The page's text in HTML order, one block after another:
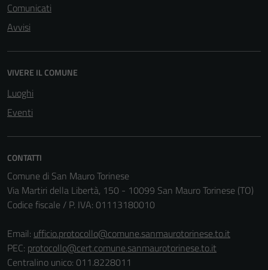
Comunicati
Avvisi
VIVERE IL COMUNE
Luoghi
Eventi
CONTATTI
Comune di San Mauro Torinese
Via Martiri della Libertà, 150 - 10099 San Mauro Torinese (TO)
Codice fiscale / P. IVA: 01113180010
Email: ufficio.protocollo@comune.sanmaurotorinese.to.it
PEC: protocollo@cert.comune.sanmaurotorinese.to.it
Centralino unico: 011.8228011